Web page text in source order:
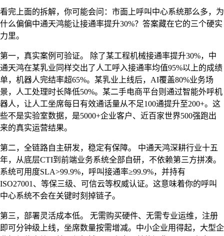
看完上面的拆解，你可能会问：市面上呼叫中心系统那么多，为
什么偏偏中通天鸿能让接通率提升30%？答案藏在它的三个硬实
力里。
第一，真实案例可验证。 除了某工程机械接通率提升30%，中
通天鸿在某乳业同样交出了人工呼入接通率均值95%以上的成绩
单，机器人完结率超65%。某乳业上线后，AI覆盖80%业务场
景，人工处理时长降低50%。某二手电商平台则通过智能外呼机
器人，让人工坐席每日有效通话量从不足100通提升至200+。这
些不是实验室数据，是5000+企业客户、近百家世界500强跑出
来的真实运营结果。
第二，全链路自主研发，稳定有保障。 中通天鸿深耕行业十五
年，从底层CTI到前端业务系统全部自研，不依赖第三方拼凑。
系统可用度SLA>99.9%，呼叫接通率≥99.9%，并持有
ISO27001、等保三级、可信云等权威认证。这意味着你的呼叫
中心系统不会在关键时刻掉链子。
第三，部署灵活成本低。 无需购买硬件、无需专业运维，注册
即可分钟级上线，坐席数量按需增减。中小企业用得起，大型企